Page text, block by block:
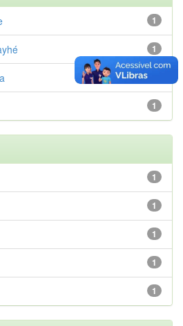
1
1
1
1
1
1
1
1